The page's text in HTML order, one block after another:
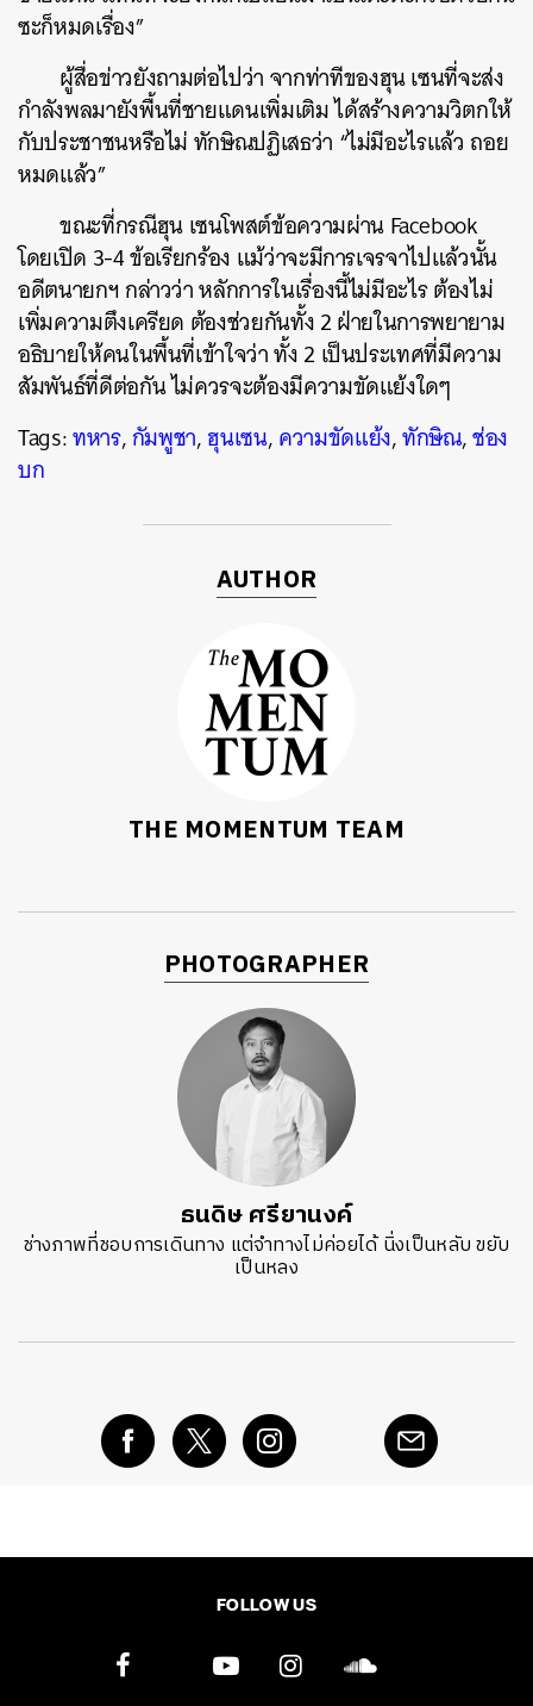
ซะก็หมดเรื่อง”
ผู้สื่อข่าวยังถามต่อไปว่า จากท่าทีของฮุน เซนที่จะส่ง
กำลังพลมายังพื้นที่ชายแดนเพิ่มเติม ได้สร้างความวิตกให้
กับประชาชนหรือไม่ ทักษิณปฏิเสธว่า “ไม่มีอะไรแล้ว ถอย
หมดแล้ว”
ขณะที่กรณีฮุน เซนโพสต์ข้อความผ่าน Facebook
โดยเปิด 3-4 ข้อเรียกร้อง แม้ว่าจะมีการเจรจาไปแล้วนั้น
อดีตนายกฯ กล่าวว่า หลักการในเรื่องนี้ไม่มีอะไร ต้องไม่
เพิ่มความตึงเครียด ต้องช่วยกันทั้ง 2 ฝ่ายในการพยายาม
อธิบายให้คนในพื้นที่เข้าใจว่า ทั้ง 2 เป็นประเทศที่มีความ
สัมพันธ์ที่ดีต่อกัน ไม่ควรจะต้องมีความขัดแย้งใดๆ
Tags:ทหาร,กัมพูชา,ฮุนเซน,ความขัดแย้ง,ทักษิณ,ช่อง
บก
AUTHOR
THE MOMENTUM TEAM
PHOTOGRAPHER
ธนดิษ​ ศรี​ยา​นงค์​
ช่างภาพที่ชอบการเดินทาง แต่จำทางไม่ค่อยได้ นิ่งเป็นหลับ ขยับ
เป็นหลง
FOLLOW US
ค้นหา
SHARE TWEET LINE EMAIL